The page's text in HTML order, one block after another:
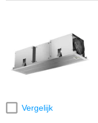
Vergelijk